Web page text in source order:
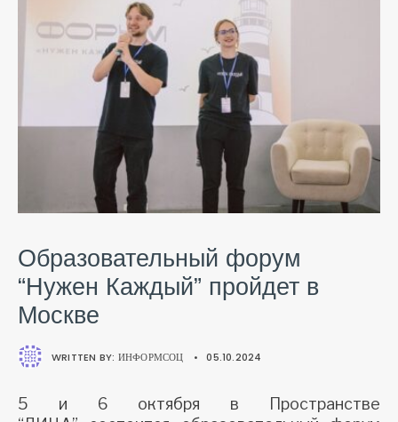
Образовательный форум
“Нужен Каждый” пройдет в
Москве
WRITTEN BY: ИНФОРМСОЦ • 05.10.2024
5 и 6 октября в Пространстве